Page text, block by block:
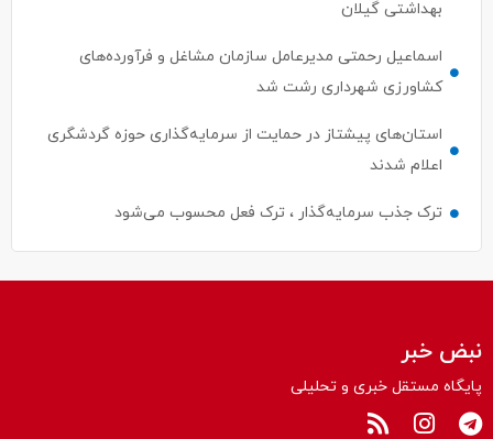
بهداشتی گیلان
اسماعیل رحمتی مدیرعامل سازمان مشاغل و فرآورده‌های
کشاورزی شهرداری رشت شد
استان‌های پیشتاز در حمایت از سرمایه‌گذاری حوزه گردشگری
اعلام شدند
ترک جذب سرمایه‌گذار ، ترک فعل محسوب می‌شود
نبض خبر
پایگاه مستقل خبری و تحلیلی